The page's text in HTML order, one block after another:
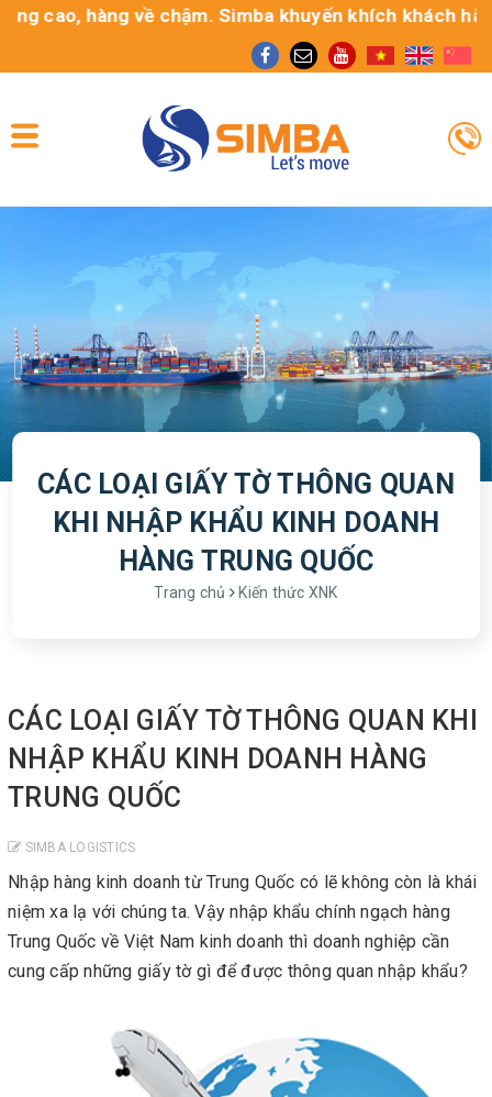
hàng về chậm. Simba khuyến khích khách hàng
CÁC LOẠI GIẤY TỜ THÔNG QUAN
KHI NHẬP KHẨU KINH DOANH
HÀNG TRUNG QUỐC
Trang chủ Kiến thức XNK
CÁC LOẠI GIẤY TỜ THÔNG QUAN KHI
NHẬP KHẨU KINH DOANH HÀNG
TRUNG QUỐC
SIMBA LOGISTICS
Nhập hàng kinh doanh từ Trung Quốc có lẽ không còn là khái
niệm xa lạ với chúng ta. Vậy nhập khẩu chính ngạch hàng
Trung Quốc về Việt Nam kinh doanh thì doanh nghiệp cần
cung cấp những giấy tờ gì để được thông quan nhập khẩu?